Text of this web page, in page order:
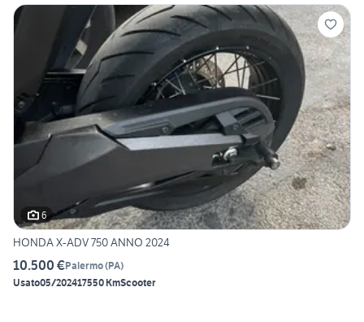
6
HONDA X-ADV 750 ANNO 2024
10.500 €Palermo(PA)
Usato05/202417550 KmScooter